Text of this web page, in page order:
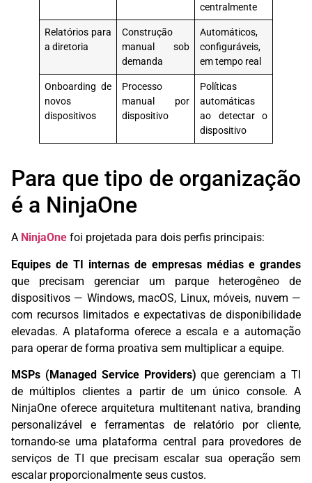
centralmente
Relatórios para
a diretoria
Construção
manual sob
demanda
Automáticos,
configuráveis,
em tempo real
Onboarding de
novos
dispositivos
Processo
manual por
dispositivo
Políticas
automáticas
ao detectar o
dispositivo
Para que tipo de organização
é a NinjaOne
A NinjaOne foi projetada para dois perfis principais:
Equipes de TI internas de empresas médias e grandes
que precisam gerenciar um parque heterogêneo de
dispositivos — Windows, macOS, Linux, móveis, nuvem —
com recursos limitados e expectativas de disponibilidade
elevadas. A plataforma oferece a escala e a automação
para operar de forma proativa sem multiplicar a equipe.
MSPs (Managed Service Providers) que gerenciam a TI
de múltiplos clientes a partir de um único console. A
NinjaOne oferece arquitetura multitenant nativa, branding
personalizável e ferramentas de relatório por cliente,
tornando-se uma plataforma central para provedores de
serviços de TI que precisam escalar sua operação sem
escalar proporcionalmente seus custos.